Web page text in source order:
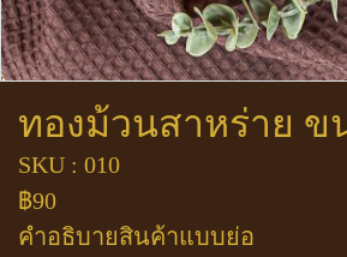
ทองม้วนสาหร่าย ข
SKU : 010
฿90
คำอธิบายสินค้าแบบย่อ